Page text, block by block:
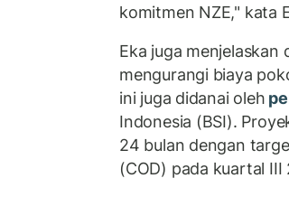
komitmen NZE," kata
Eka juga menjelaskan
mengurangi biaya
ini juga didanai oleh
Indonesia (BSI).
24 bulan dengan
(COD) pada kuartal III